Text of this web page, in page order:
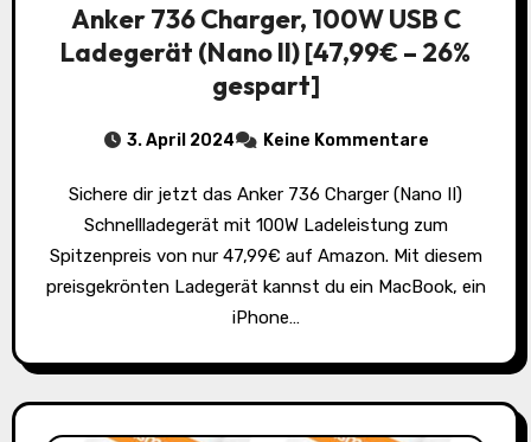
Anker 736 Charger, 100W USB C
Ladegerät (Nano II) [47,99€ – 26%
gespart]
3. April 2024 Keine Kommentare
Sichere dir jetzt das Anker 736 Charger (Nano II)
Schnellladegerät mit 100W Ladeleistung zum
Spitzenpreis von nur 47,99€ auf Amazon. Mit diesem
preisgekrönten Ladegerät kannst du ein MacBook, ein
iPhone…